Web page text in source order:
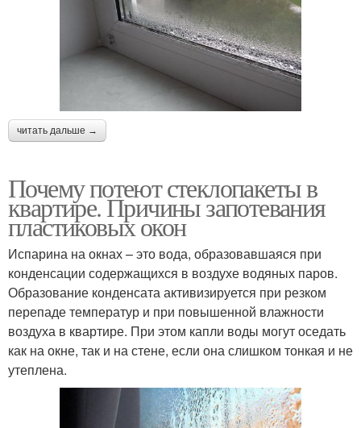
читать дальше →
Почему потеют стеклопакеты в
квартире. Причины запотевания
пластиковых окон
Испарина на окнах – это вода, образовавшаяся при
конденсации содержащихся в воздухе водяных паров.
Образование конденсата активизируется при резком
перепаде температур и при повышенной влажности
воздуха в квартире. При этом капли воды могут оседать
как на окне, так и на стене, если она слишком тонкая и не
утеплена.